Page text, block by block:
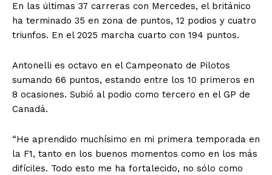
En las últimas 37 carreras con Mercedes, el británico
ha terminado 35 en zona de puntos, 12 podios y cuatro
triunfos. En el 2025 marcha cuarto con 194 puntos.
Antonelli es octavo en el Campeonato de Pilotos
sumando 66 puntos, estando entre los 10 primeros en
8 ocasiones. Subió al podio como tercero en el GP de
Canadá.
“He aprendido muchísimo en mi primera temporada en
la F1, tanto en los buenos momentos como en los más
difíciles. Todo esto me ha fortalecido, no sólo como